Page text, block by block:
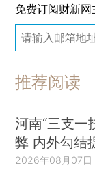
免费订阅财新
推荐阅读
河南“三支一
弊 内外勾结
2026年08月07日